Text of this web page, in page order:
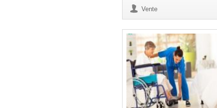
Vente